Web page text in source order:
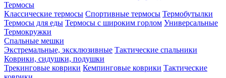
Термосы
Классические термосы Спортивные термосы Термобутылки
Термосы для еды Термосы с широким горлом Универсальные
Термокружки
Спальные мешки
Экстремальные, эксклюзивные Тактические спальники
Коврики, сидушки, подушки
Трекинговые коврики Кемпинговые коврики Тактические